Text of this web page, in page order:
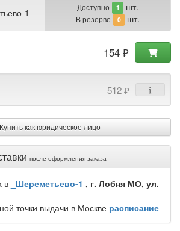
1 Доступно 1 шт.
В резерве 0 шт.
154 ₽
512 ₽
как юридическое лицо
после оформления заказа
в _Шереметьево-1 , г. Лобня МО, ул.
точки выдачи в Москве расписание